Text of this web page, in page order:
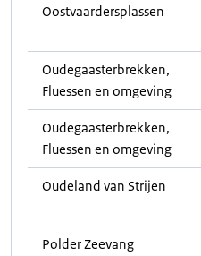
Oostvaardersplassen
Oudegaasterbrekken,
Fluessen en omgeving
Oudegaasterbrekken,
Fluessen en omgeving
Oudeland van Strijen
Polder Zeevang